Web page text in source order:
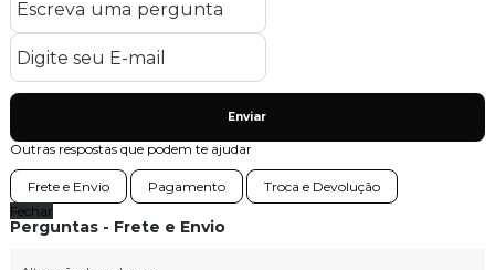
Enviar
Outras respostas que podem te ajudar
Frete e Envio Pagamento
Troca e Devolução
Fechar
Perguntas - Frete e Envio